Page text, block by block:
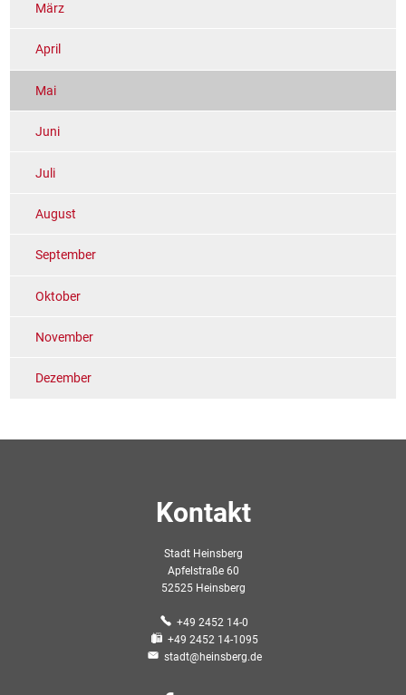
März
April
Mai
Juni
Juli
August
September
Oktober
November
Dezember
Kontakt
Stadt Heinsberg
Apfelstraße 60
52525 Heinsberg
+49 2452 14-0
+49 2452 14-1095
stadt@heinsberg.de